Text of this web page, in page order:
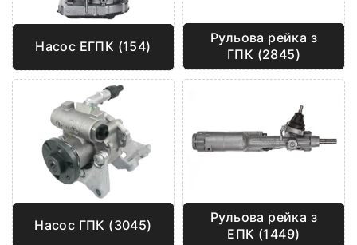
Насос ЕГПК (154)
Рульова рейка з
ГПК (2845)
Насос ГПК (3045)
Рульова рейка з
ЕПК (1449)